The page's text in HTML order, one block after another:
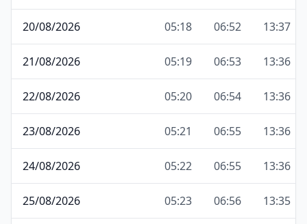
20/08/2026 05:18 06:52 13:37
21/08/2026 05:19 06:53 13:36
22/08/2026 05:20 06:54 13:36
23/08/2026 05:21 06:55 13:36
24/08/2026 05:22 06:55 13:36
25/08/2026 05:23 06:56 13:35